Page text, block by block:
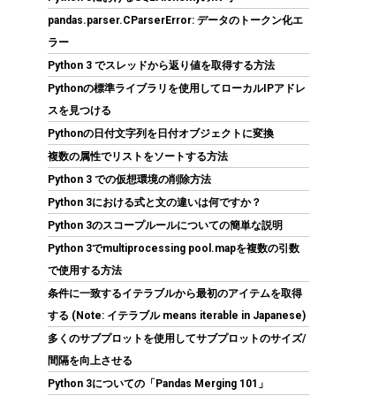
シー・エフ・デー販売 CFD販売 CFD Standard
デスクトップ用 メモリ DDR4 3200 (PC4-
25600) 16GB×2枚 288pin DIMM 相性保証
W4U3200CS-16G
(5421031) GBP 158.18
04:03 GMT +09:00 時点 -詳細はこちら
CFD販売 デスクトップPC用メモリ グラフェン
銅箔 ヒートシンク DDR5-5600 32GB×2枚
(64GB) 相性保証 288pin シー・エフ・デー販売
pandas.parser.CParserError: データのトークン化エ
ラー
Python 3 でスレッドから返り値を取得する方法
Pythonの標準ライブラリを使用してローカルIPアドレ
スを見つける
Pythonの日付文字列を日付オブジェクトに変換
複数の属性でリストをソートする方法
Python 3 での仮想環境の削除方法
Python 3における式と文の違いは何ですか？
Python 3のスコープルールについての簡単な説明
Python 3でmultiprocessing pool.mapを複数の引数
で使用する方法
条件に一致するイテラブルから最初のアイテムを取得
する (Note: イテラブル means iterable in Japanese)
多くのサブプロットを使用してサブプロットのサイズ/
間隔を向上させる
Python 3についての「Pandas Merging 101」